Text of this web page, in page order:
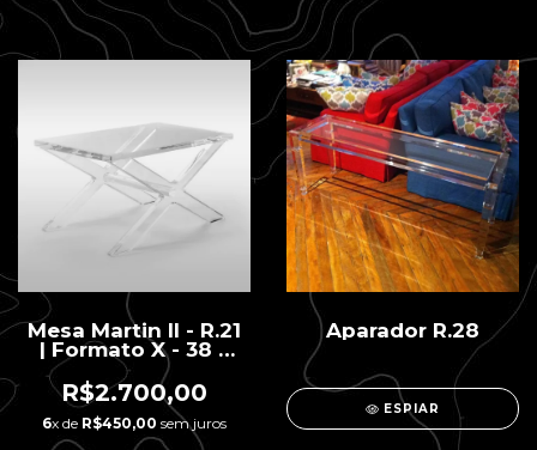
Mesa Martin II - R.21
| Formato X - 38 x
60 x 32 H
R$2.700,00
6x de R$450,00 sem juros
Aparador R.28
ESPIAR